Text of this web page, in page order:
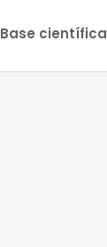
Base científica